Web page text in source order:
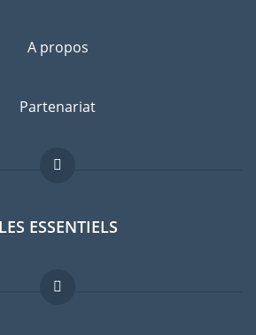
A propos
Partenariat
LES ESSENTIELS
Forum expatriés